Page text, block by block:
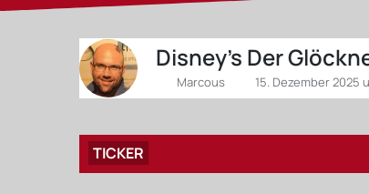
Disney's Der
Marcous 15. Dezember 2025
TICKER